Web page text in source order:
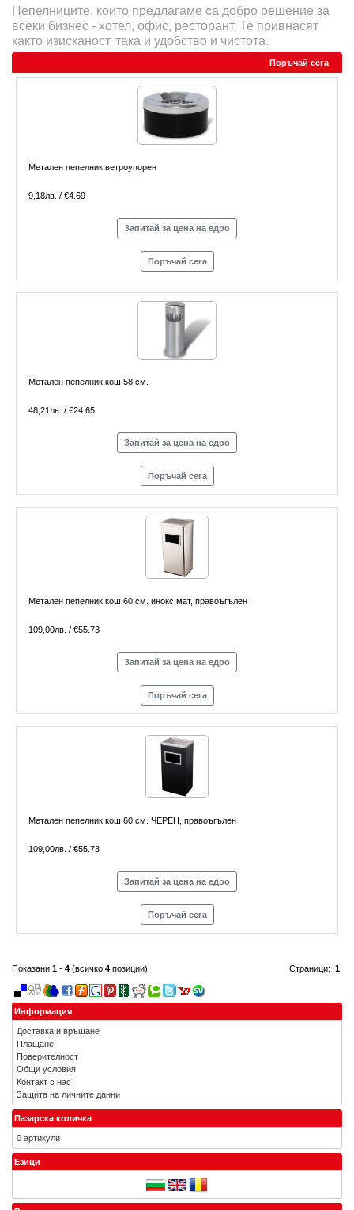
Пепелниците, които предлагаме са добро решение за
всеки бизнес - хотел, офис, ресторант. Те привнасят
както изисканост, така и удобство и чистота.
Поръчай сега
Метален пепелник ветроупорен
9,18лв. / €4.69
Запитай за цена на едро
Поръчай сега
Метален пепелник кош 58 см.
48,21лв. / €24.65
Запитай за цена на едро
Поръчай сега
Метален пепелник кош 60 см. инокс мат, правоъгълен
109,00лв. / €55.73
Запитай за цена на едро
Поръчай сега
Метален пепелник кош 60 см. ЧЕРЕН, правоъгълен
109,00лв. / €55.73
Запитай за цена на едро
Поръчай сега
Страници: 1
Показани 1 - 4 (всичко 4 позиции)
Информация
Доставка и връщане
Плащане
Поверителност
Общи условия
Контакт с нас
Защита на личните данни
Пазарска количка
0 артикули
Езици